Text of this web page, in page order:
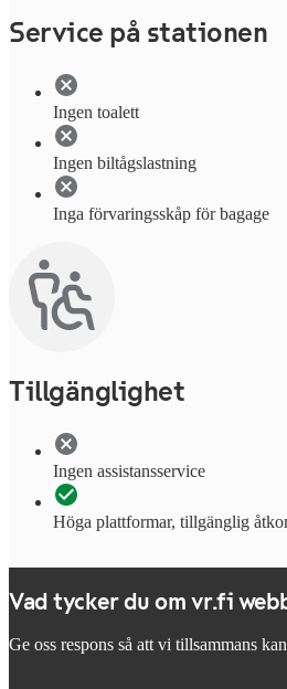
Service på stationen
Ingen toalett
Ingen biltågslastning
Inga förvaringsskåp för bagage
Tillgänglighet
Ingen assistansservice
Höga plattformar, tillgänglig
Vad tycker du om vr.fi
Ge oss respons så att vi tillsammans